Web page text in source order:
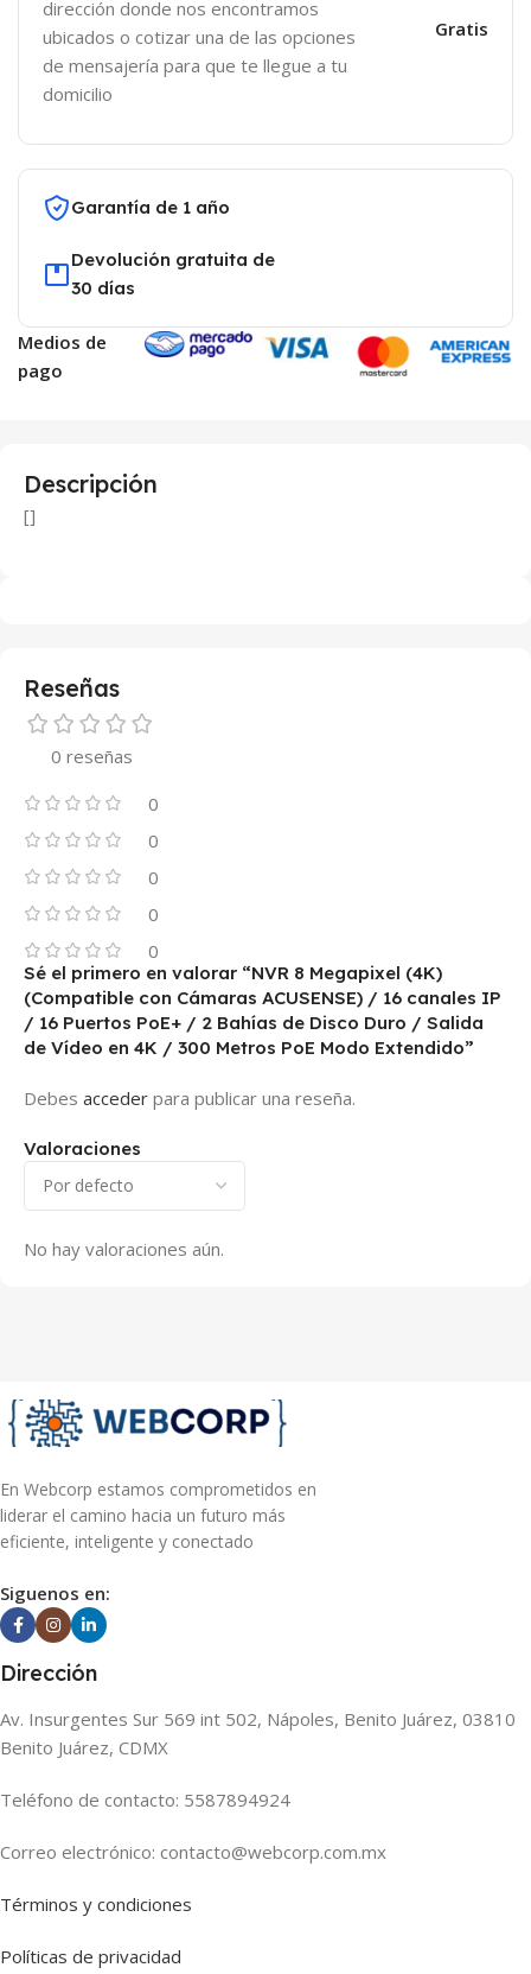
dirección donde nos encontramos
ubicados o cotizar una de las opciones
de mensajería para que te llegue a tu
domicilio
Gratis
Garantía de 1 año
Devolución gratuita de
30 días
Medios de
pago
Descripción
[]
Reseñas
0 reseñas
0
0
0
0
0
Valoraciones
No hay valoraciones aún.
Sé el primero en valorar “NVR 8 Megapixel (4K)
(Compatible con Cámaras ACUSENSE) / 16 canales IP
/ 16 Puertos PoE+ / 2 Bahías de Disco Duro / Salida
de Vídeo en 4K / 300 Metros PoE Modo Extendido”
Debes acceder para publicar una reseña.
En Webcorp estamos comprometidos en
liderar el camino hacia un futuro más
eficiente, inteligente y conectado
Siguenos en:
Dirección
Av. Insurgentes Sur 569 int 502, Nápoles, Benito Juárez, 03810
Benito Juárez, CDMX
Teléfono de contacto: 5587894924
Correo electrónico: contacto@webcorp.com.mx
Términos y condiciones
Políticas de privacidad